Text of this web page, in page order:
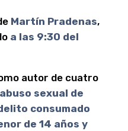
Martín Pradenas,
a las 9:30 del
autor de cuatro
abuso sexual de
consumado
de 14 años y